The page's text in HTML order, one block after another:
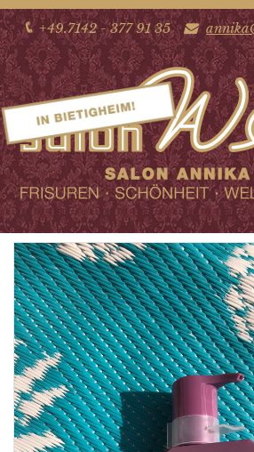
+49.7142 - 377 91 35
Hydrate me